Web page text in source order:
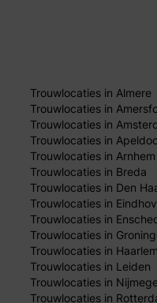
Trouwlocaties in Almere
Trouwlocaties in
Trouwlocaties in
Trouwlocaties in
Trouwlocaties in Arnhem
Trouwlocaties in Breda
Trouwlocaties in Den
Trouwlocaties in
Trouwlocaties in
Trouwlocaties in
Trouwlocaties in Haarlem
Trouwlocaties in Leiden
Trouwlocaties in
Trouwlocaties in